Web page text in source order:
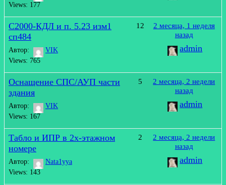
Views: 177
С2000-КДЛ и п. 5.23 изм1
сп484
Автор:
VIK
Views: 765
12
2 месяца, 1 неделя
назад
admin
Оснащение СПС/АУП части
здания
Автор:
VIK
Views: 167
5
2 месяца, 2 недели
назад
admin
Табло и ИПР в 2х-этажном
номере
Автор:
Nata1yya
Views: 143
2
2 месяца, 2 недели
назад
admin